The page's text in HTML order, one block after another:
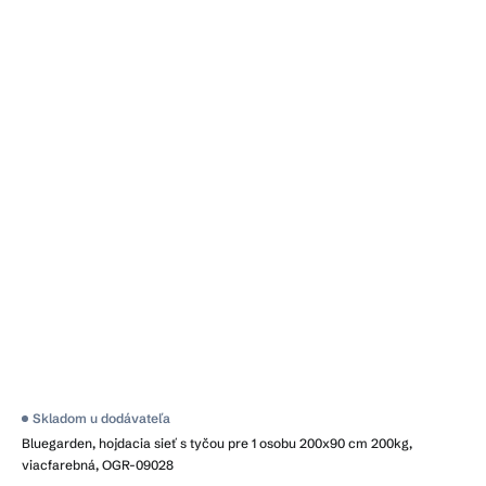
Bluegarden, hojdacia sieť s tyčou pre 1 osobu 200x90 cm 200kg,
viacfarebná, OGR-09028
Skladom u dodávateľa